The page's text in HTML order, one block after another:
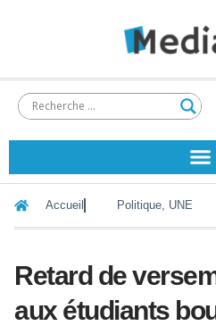
Accueil Politique, UNE
Retard de
aux étudiants